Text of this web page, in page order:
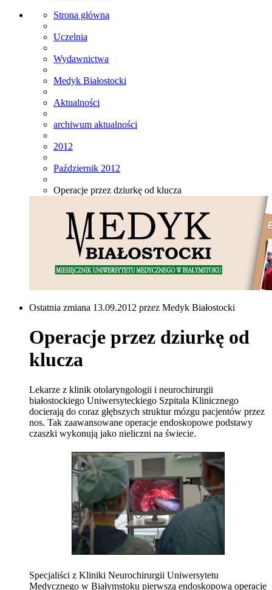
Strona główna
Uczelnia
Wydawnictwa
Medyk Białostocki
Aktualności
archiwum aktualności
2012
Październik 2012
Operacje przez dziurkę od klucza
Ostatnia zmiana 13.09.2012 przez Medyk Białostocki
Operacje przez dziurkę od
klucza
Lekarze z klinik otolaryngologii i neurochirurgii
białostockiego Uniwersyteckiego Szpitala Klinicznego
docierają do coraz głębszych struktur mózgu pacjentów przez
nos. Tak zaawansowane operacje endoskopowe podstawy
czaszki wykonują jako nieliczni na świecie.
Specjaliści z Kliniki Neurochirurgii Uniwersytetu
Medycznego w Białymstoku pierwszą endoskopową operację